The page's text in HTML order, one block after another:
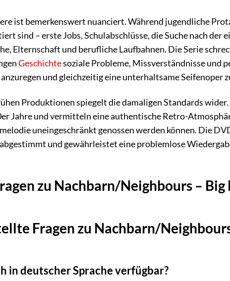
ist bemerkenswert nuanciert. Während jugendliche
sind – erste Jobs, Schulabschlüsse, die Suche nach
Elternschaft und berufliche Laufbahnen. Die Serie
Geschichtesoziale Probleme, Missverständnisse und
und gleichzeitig eine unterhaltsame Seifenoper
Produktionen spiegelt die damaligen Standards
Jahre und vermitteln eine authentische Retro-
uneingeschränkt genossen werden können. Die
und gewährleistet eine problemlose
zu Nachbarn/Neighbours – Big
Fragen zu Nachbarn/
in deutscher Sprache verfügbar?